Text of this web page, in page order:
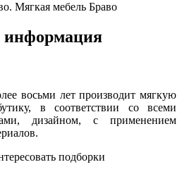
восьми лет производит мягкую
в соответствии со всеми
дизайном, с применением
подборки